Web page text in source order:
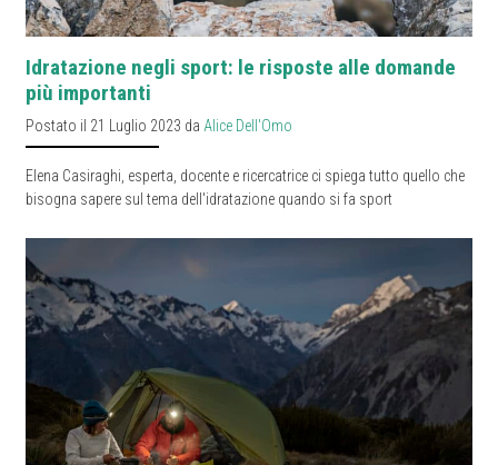
Idratazione negli sport: le risposte alle domande
più importanti
Postato il 21 Luglio 2023 da Alice Dell'Omo
Elena Casiraghi, esperta, docente e ricercatrice ci spiega tutto quello che
bisogna sapere sul tema dell'idratazione quando si fa sport